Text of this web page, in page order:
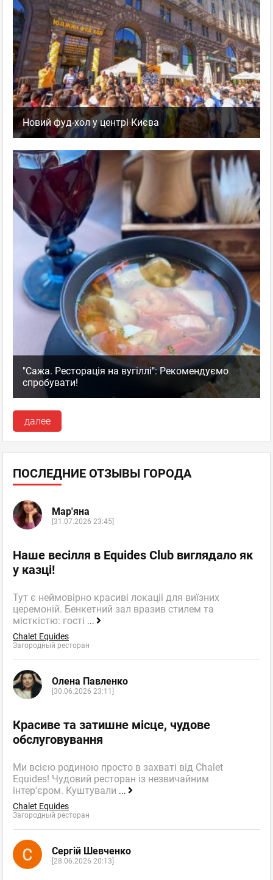
Новий фуд-хол у центрі Києва
"Сажа. Ресторація на вугіллі": Рекомендуємо
спробувати!
далее
ПОСЛЕДНИЕ ОТЗЫВЫ ГОРОДА
Мар'яна
[31.07.2026 23:45]
Наше весілля в Equides Club виглядало як
у казці!
Тут є неймовірно красиві локаціі для виїзних
церемоній. Бенкетний зал вразив стилем та
місткістю: гості ...
Chalet Equides
Загородный ресторан
Олена Павленко
[30.06.2026 23:11]
Красиве та затишне місце, чудове
обслуговування
Ми всією родиною просто в захваті від Chalet
Equides! Чудовий ресторан із незвичайним
інтер'єром. Куштували ...
Chalet Equides
Загородный ресторан
Сергій Шевченко
[28.06.2026 20:13]